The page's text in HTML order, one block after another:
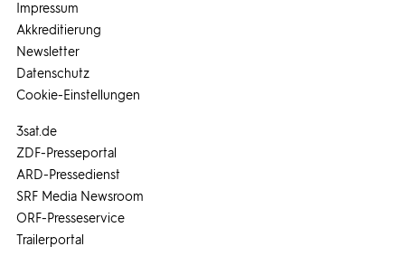
3sat.de
ZDF-Presseportal
ARD-Pressedienst
SRF Media Newsroom
ORF-Presseservice
Trailerportal
Impressum
Akkreditierung
Newsletter
Datenschutz
Cookie-Einstellungen